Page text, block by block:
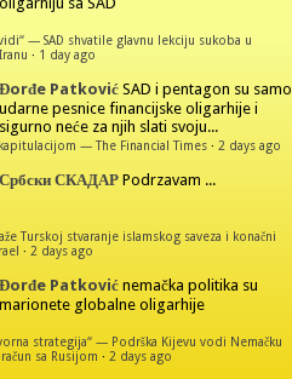
— SAD shvatile glavnu lekciju sukoba u
· 1 day ago
Đorđe Patković SAD i pentagon su samo
udarne pesnice financijske oligarhije i
sigurno neće za njih slati svoju...
— The Financial Times· 2 days ago
Србски СКАДАР Podrzavam ...
Turskoj stvaranje islamskog saveza i konačni
· 2 days ago
Đorđe Patković nemačka politika su
marionete globalne oligarhije
strategija“ — Podrška Kijevu vodi Nemačku
sa Rusijom · 2 days ago